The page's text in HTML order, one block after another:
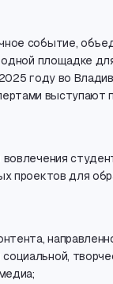
событие,
площадке
году во
выступают
проектов для
,
социальной,